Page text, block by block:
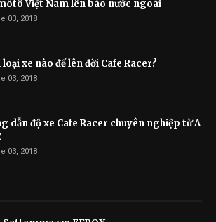
Việt Nam lên báo nước ngoài
03, 2018
loại xe nào để lên đời Cafe Racer?
03, 2018
dẫn độ xe Cafe Racer chuyên nghiệp từ A
03, 2018